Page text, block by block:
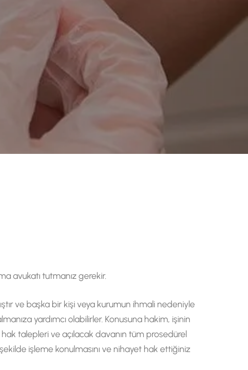
avukatı tutmanız gerekir.
ve başka bir kişi veya kurumun ihmali nedeniyle
yardımcı olabilirler. Konusuna hakim, işinin
talepleri ve açılacak davanın tüm prosedürel
işleme konulmasını ve nihayet hak ettiğiniz